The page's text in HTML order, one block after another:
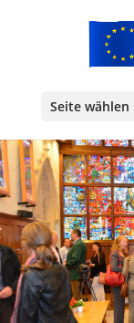
Seite wählen